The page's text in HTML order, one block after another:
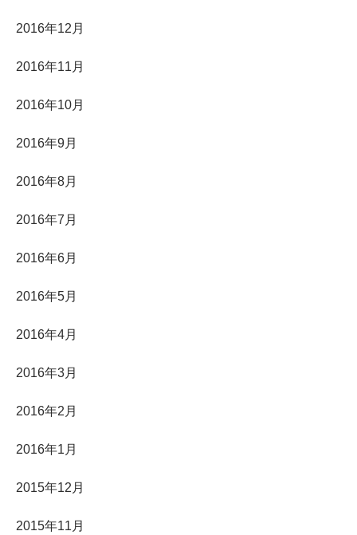
2016年12月
2016年11月
2016年10月
2016年9月
2016年8月
2016年7月
2016年6月
2016年5月
2016年4月
2016年3月
2016年2月
2016年1月
2015年12月
2015年11月